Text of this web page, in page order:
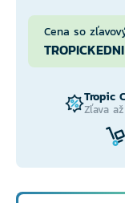
Cena so
TROPICKEDNI
Tropic
Zľava až